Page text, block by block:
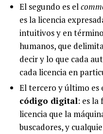
El segundo es el
es la licencia
intuitivos y en
humanos, que
decir y lo que cada
cada licencia en
El tercero y último es
código digital: es la
licencia que la
buscadores, y